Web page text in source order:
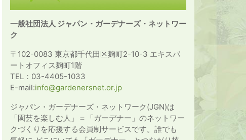
一般社団法人 ジャパン・ガーデナーズ・ネットワー
ク
〒102-0083 東京都千代田区麹町2-10-3 エキスパ
ートオフィス麹町1階
TEL：03-4405-1033
E-mail:info@gardenersnet.or.jp
ジャパン・ガーデナーズ・ネットワーク(JGN)は
「園芸を楽しむ人」＝「ガーデナー」のネットワー
クづくりを応援する会員制サービスです。誰でも